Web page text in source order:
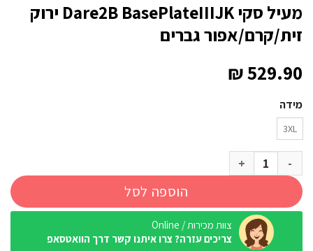
מעיל סקי Dare2B BasePlateIIIJK ירוק
זית/קרם/אפור גברים
₪529.90
מידה
3XL
כמות של מעיל סקי Dare2B BasePlateIIIJK ירוק זית/קרם/אפור גברים
הוספה לסל
צוות מכירות / Online
צריכים עזרה? צרו איתנו קשר דרך הוואטסאפ